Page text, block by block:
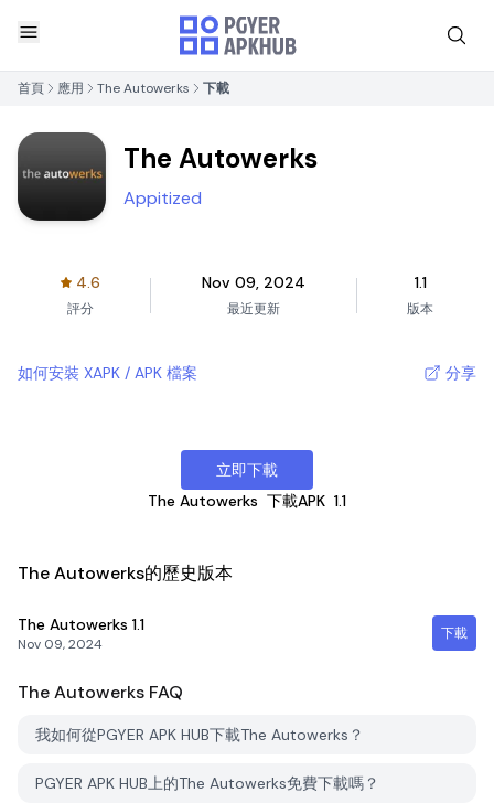
首頁 應用 The Autowerks 下載
The Autowerks
Appitized
4.6
評分
Nov 09, 2024
最近更新
1.1
版本
如何安裝 XAPK / APK 檔案 分享
立即下載
The Autowerks 下載APK 1.1
The Autowerks的歷史版本
The Autowerks 1.1
Nov 09, 2024
下載
The Autowerks FAQ
我如何從PGYER APK HUB下載The Autowerks？
PGYER APK HUB上的The Autowerks免費下載嗎？